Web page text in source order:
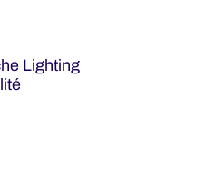
Lighting